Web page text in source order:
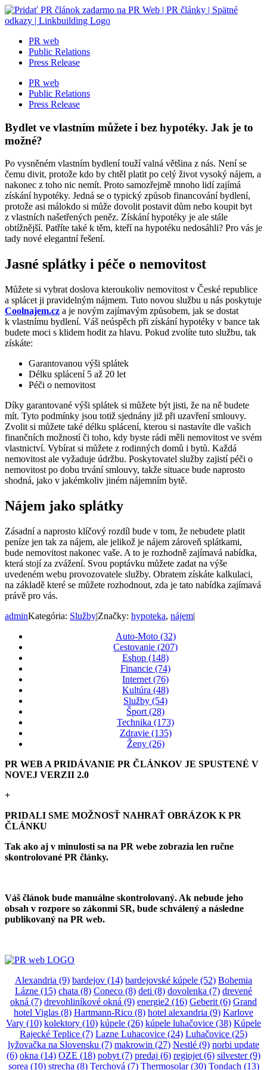
Skip
to
PR web
Public Relations
Press Release
PR web
Public Relations
Press Release
Bydlet ve vlastním můžete i bez hypotéky. Jak je to
možné?
Po vysněném vlastním bydlení touží valná většina z nás. Není se
čemu divit, protože kdo by chtěl platit po celý život vysoký nájem, a
nakonec z toho nic nemít. Proto samozřejmě mnoho lidí zajímá
získání hypotéky. Jedná se o typický způsob financování bydlení,
protože asi málokdo si může dovolit postavit dům nebo koupit byt
z vlastních našetřených peněz. Získání hypotéky je ale stále
obtížnější. Patříte také k těm, kteří na hypotéku nedosáhli? Pro vás je
tady nové elegantní řešení.
Jasné splátky i péče o nemovitost
Můžete si vybrat doslova kteroukoliv nemovitost v České republice
a splácet ji pravidelným nájmem. Tuto novou službu u nás poskytuje
Coolnajem.cz a je novým zajímavým způsobem, jak se dostat
k vlastnímu bydlení. Váš neúspěch při získání hypotéky v bance tak
budete moci s klidem hodit za hlavu. Pokud zvolíte tuto službu, tak
získáte:
Garantovanou výši splátek
Délku splácení 5 až 20 let
Péči o nemovitost
Díky garantované výši splátek si můžete být jisti, že na ně budete
mít. Tyto podmínky jsou totiž sjednány již při uzavření smlouvy.
Zvolit si můžete také délku splácení, kterou si nastavíte dle vašich
finančních možností či toho, kdy byste rádi měli nemovitost ve svém
vlastnictví. Vybírat si můžete z rodinných domů i bytů. Každá
nemovitost ale vyžaduje údržbu. Poskytovatel služby zajistí péči o
nemovitost po dobu trvání smlouvy, takže situace bude naprosto
shodná, jako v jakémkoliv jiném nájemním bytě.
Nájem jako splátky
Zásadní a naprosto klíčový rozdíl bude v tom, že nebudete platit
peníze jen tak za nájem, ale jelikož je nájem zároveň splátkami,
bude nemovitost nakonec vaše. A to je rozhodně zajímavá nabídka,
která stojí za zvážení. Svou poptávku můžete zadat na výše
uvedeném webu provozovatele služby. Obratem získáte kalkulaci,
na základě které se můžete rozhodnout, zda je tato nabídka zajímavá
právě pro vás.
adminKategória: Služby|Značky: hypoteka, nájem|
Auto-Moto (32)
Cestovanie (207)
Eshop (148)
Financie (74)
Internet (76)
Kultúra (48)
Služby (54)
Šport (28)
Technika (173)
Zdravie (135)
Ženy (26)
PR WEB A PRIDÁVANIE PR ČLÁNKOV JE SPUSTENÉ V
NOVEJ VERZII 2.0
+
PRIDALI SME MOŽNOSŤ NAHRAŤ OBRÁZOK K PR
ČLÁNKU
Tak ako aj v minulosti sa na PR webe zobrazia len ručne
skontrolované PR články.
Váš článok bude manuálne skontrolovaný. Ak nebude jeho
obsah v rozpore so zákonmi SR, bude schválený a následne
publikovaný na PR web.
Alexandria (9) bardejov (14) bardejovské kúpele (52) Bohemia
Lázne (15) chata (8) Coneco (8) deti (8) dovolenka (7) drevené
okná (7) drevohliníkové okná (9) energie2 (16) Geberit (6) Grand
hotel Viglas (8) Hartmann-Rico (8) hotel alexandria (9) Karlove
Vary (10) kolektory (10) kúpele (26) kúpele luhačovice (38) Kúpele
Rajecké Teplice (7) Lazne Luhacovice (24) Luhačovice (25)
lyžovačka na Slovensku (7) makrowin (27) Nestlé (9) norbi update
(6) okna (14) OZE (18) pobyt (7) predaj (6) regiojet (6) silvester(9)
sorea (10) strecha (8) Terchová (7) Thermosolar(30) Tondach (13)